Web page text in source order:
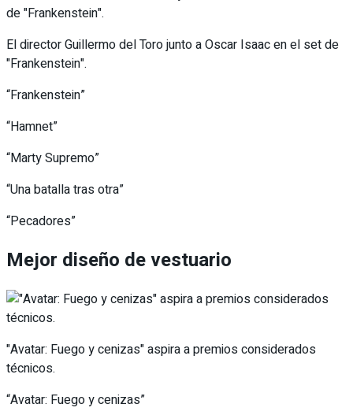
El director Guillermo del Toro junto a Oscar Isaac en el set de
"Frankenstein".
“Frankenstein”
“Hamnet”
“Marty Supremo”
“Una batalla tras otra”
“Pecadores”
Mejor diseño de vestuario
"Avatar: Fuego y cenizas" aspira a premios considerados
técnicos.
“Avatar: Fuego y cenizas”